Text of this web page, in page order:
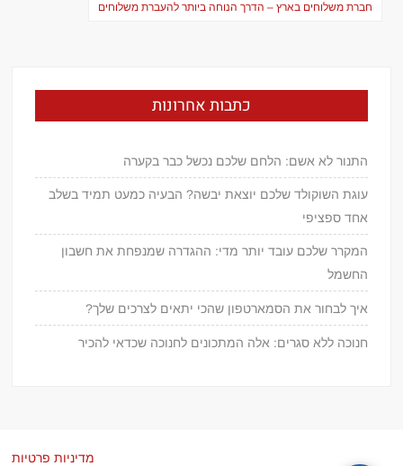
חברת משלוחים בארץ – הדרך הנוחה ביותר להעברת משלוחים
כתבות אחרונות
התנור לא אשם: הלחם שלכם נכשל כבר בקערה
עוגת השוקולד שלכם יוצאת יבשה? הבעיה כמעט תמיד בשלב
אחד ספציפי
המקרר שלכם עובד יותר מדי: ההגדרה שמנפחת את חשבון
החשמל
איך לבחור את הסמארטפון שהכי יתאים לצרכים שלך?
חנוכה ללא סגרים: אלה המתכונים לחנוכה שכדאי להכיר
מדיניות פרטיות